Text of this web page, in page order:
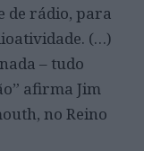
de rádio, para
(…)
– tudo
afirma Jim
no Reino